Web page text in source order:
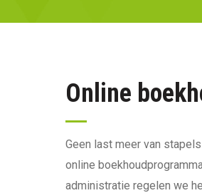
Online
Geen last meer van
online
administratie regelen we